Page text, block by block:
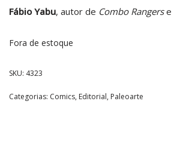
Fábio Yabu, autor de Combo Rangerse
Fora de estoque
SKU: 4323
Categorias: Comics, Editorial, Paleoarte